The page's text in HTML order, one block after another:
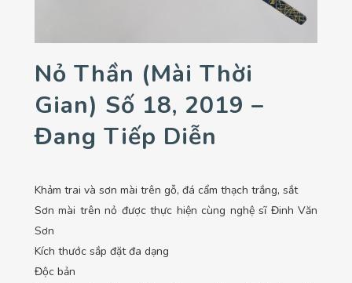
Nỏ Thần (Mài Thời
Gian) Số 18, 2019 –
Đang Tiếp Diễn
Khảm trai và sơn mài trên gỗ, đá cẩm thạch trắng, sắt
Sơn mài trên nỏ được thực hiện cùng nghệ sĩ Đinh Văn
Sơn
Kích thước sắp đặt đa dạng
Độc bản